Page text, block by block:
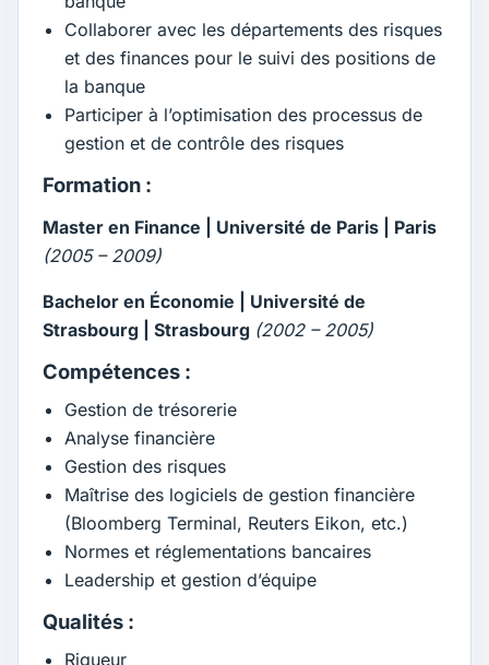
Collaborer avec les départements des risques
et des finances pour le suivi des positions de
la banque
Participer à l’optimisation des processus de
gestion et de contrôle des risques
Formation :
Master en Finance | Université de Paris | Paris
(2005 – 2009)
Bachelor en Économie | Université de
Strasbourg | Strasbourg (2002 – 2005)
Compétences :
Gestion de trésorerie
Analyse financière
Gestion des risques
Maîtrise des logiciels de gestion financière
(Bloomberg Terminal, Reuters Eikon, etc.)
Normes et réglementations bancaires
Leadership et gestion d’équipe
Qualités :
Rigueur